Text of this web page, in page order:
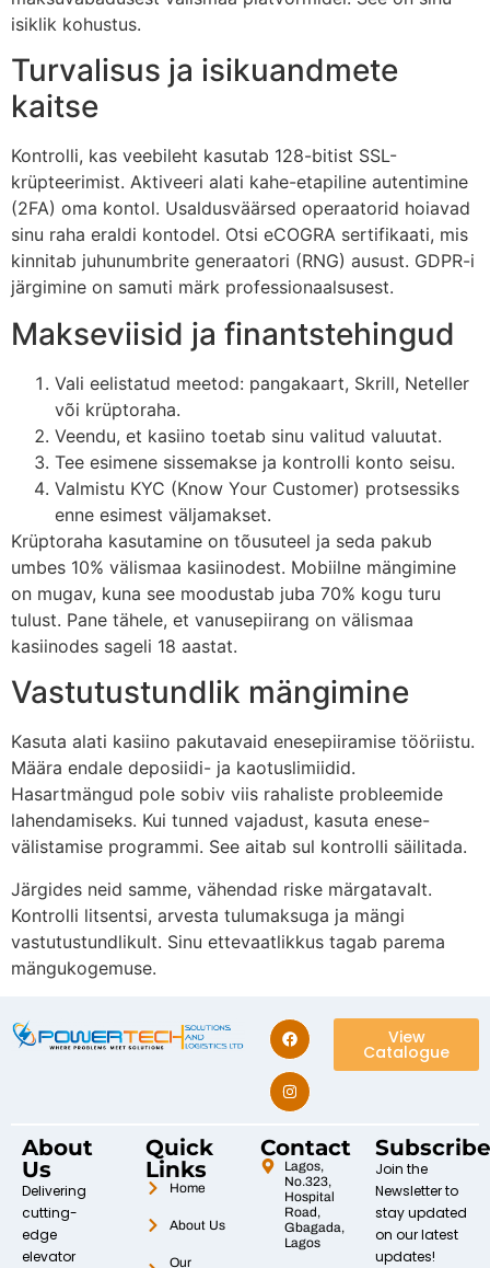
isiklik kohustus.
Turvalisus ja isikuandmete
kaitse
Kontrolli, kas veebileht kasutab 128-bitist SSL-
krüpteerimist. Aktiveeri alati kahe-etapiline autentimine
(2FA) oma kontol. Usaldusväärsed operaatorid hoiavad
sinu raha eraldi kontodel. Otsi eCOGRA sertifikaati, mis
kinnitab juhunumbrite generaatori (RNG) ausust. GDPR-i
järgimine on samuti märk professionaalsusest.
Makseviisid ja finantstehingud
Vali eelistatud meetod: pangakaart, Skrill, Neteller
või krüptoraha.
Veendu, et kasiino toetab sinu valitud valuutat.
Tee esimene sissemakse ja kontrolli konto seisu.
Valmistu KYC (Know Your Customer) protsessiks
enne esimest väljamakset.
Krüptoraha kasutamine on tõusuteel ja seda pakub
umbes 10% välismaa kasiinodest. Mobiilne mängimine
on mugav, kuna see moodustab juba 70% kogu turu
tulust. Pane tähele, et vanusepiirang on välismaa
kasiinodes sageli 18 aastat.
Vastutustundlik mängimine
Kasuta alati kasiino pakutavaid enesepiiramise tööriistu.
Määra endale deposiidi- ja kaotuslimiidid.
Hasartmängud pole sobiv viis rahaliste probleemide
lahendamiseks. Kui tunned vajadust, kasuta enese-
välistamise programmi. See aitab sul kontrolli säilitada.
Järgides neid samme, vähendad riske märgatavalt.
Kontrolli litsentsi, arvesta tulumaksuga ja mängi
vastutustundlikult. Sinu ettevaatlikkus tagab parema
mängukogemuse.
View
Catalogue
About
Us
Delivering
cutting-
edge
elevator
Quick
Links
Home
About Us
Our
Contact
Lagos,
No.323,
Hospital
Road,
Gbagada,
Lagos
Subscribe
Join the
Newsletter to
stay updated
on our latest
updates!